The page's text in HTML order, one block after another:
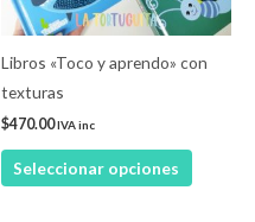
Libros «Toco y aprendo» con
texturas
$470.00IVA inc
Seleccionar opciones
se
pueden
la